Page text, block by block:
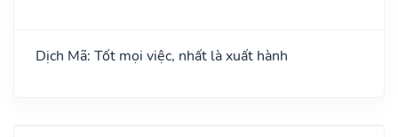
Dịch Mã: Tốt mọi việc, nhất là xuất hành